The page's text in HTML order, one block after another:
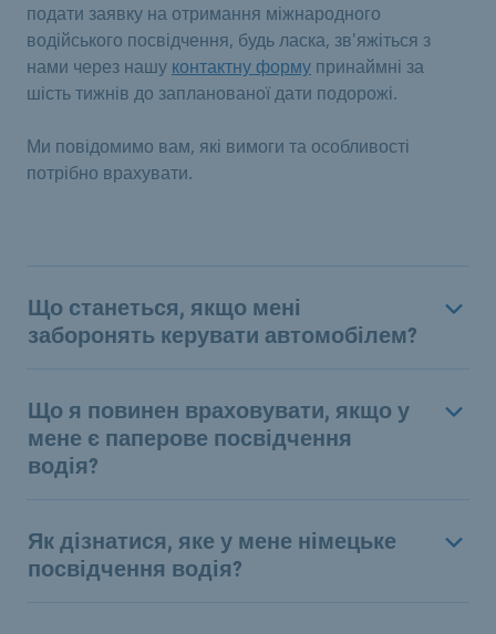
подати заявку на отримання міжнародного
водійського посвідчення, будь ласка, зв'яжіться з
нами через нашу контактну форму принаймні за
шість тижнів до запланованої дати подорожі.
Ми повідомимо вам, які вимоги та особливості
потрібно врахувати.
Що станеться, якщо мені
заборонять керувати автомобілем?
Що я повинен враховувати, якщо у
мене є паперове посвідчення
водія?
Як дізнатися, яке у мене німецьке
посвідчення водія?